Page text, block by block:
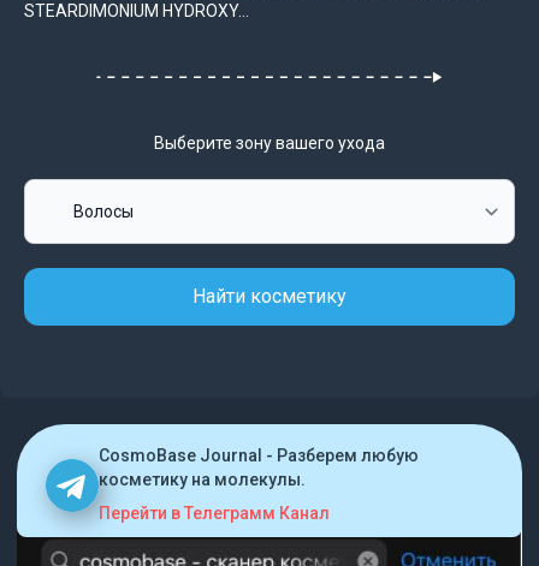
STEARDIMONIUM HYDROXY...
Выберите зону вашего ухода
Найти косметику
CosmoBase Journal - Разберем любую
косметику на молекулы.
Перейти в Телеграмм Канал